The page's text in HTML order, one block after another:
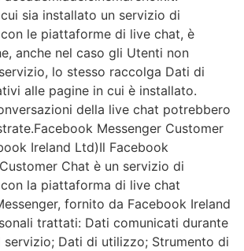
sia installato un servizio di
le piattaforme di live chat, è
anche nel caso gli Utenti non
lo stesso raccolga Dati di
alle pagine in cui è installato.
della live chat potrebbero
Messenger Customer
Ireland Ltd)Il Facebook
Chat è un servizio di
la piattaforma di live chat
fornito da Facebook Ireland
trattati: Dati comunicati durante
servizio; Dati di utilizzo; Strumento di